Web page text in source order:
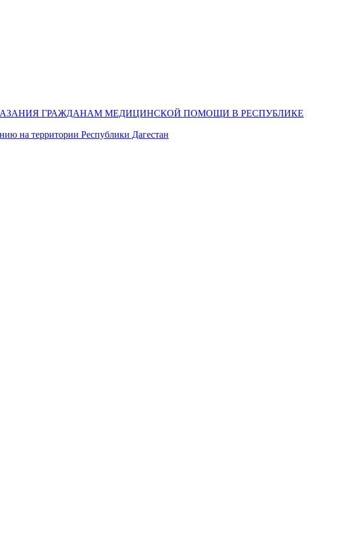
ГРАЖДАНАМ МЕДИЦИНСКОЙ ПОМОЩИ В РЕСПУБЛИКЕ
на территории Республики Дагестан